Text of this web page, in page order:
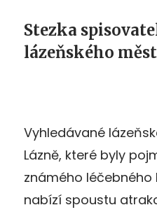
Stezka
lázeňského
Vyhledávané
Lázně, které byly
známého léčebného
nabízí spoustu